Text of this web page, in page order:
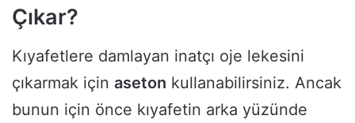
Çıkar?
Kıyafetlere damlayan inatçı oje lekesini
çıkarmak için aseton kullanabilirsiniz. Ancak
bunun için önce kıyafetin arka yüzünde